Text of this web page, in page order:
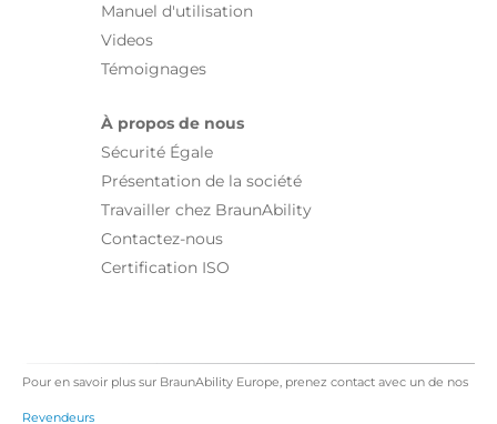
Manuel d'utilisation
Videos
Témoignages
À propos de nous
Sécurité Égale
Présentation de la société
Travailler chez BraunAbility
Contactez-nous
Certification ISO
Pour en savoir plus sur BraunAbility Europe, prenez contact avec un de nos
Revendeurs